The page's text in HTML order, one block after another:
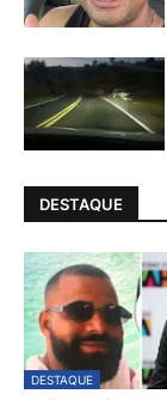
DESTAQUE
DESTAQUE